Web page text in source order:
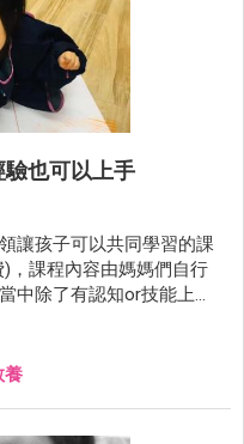
也可以上手
讓孩子可以共同學習的課
，課程內容由媽媽們自行
中除了有認知or技能上的
展社交能力。
養